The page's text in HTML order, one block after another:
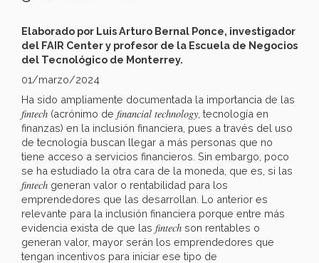
Elaborado por Luis Arturo Bernal Ponce, investigador
del FAIR Center y profesor de la Escuela de Negocios
del Tecnológico de Monterrey.
01/marzo/2024
Ha sido ampliamente documentada la importancia de las
fintech (acrónimo de financial technology , tecnología en
finanzas) en la inclusión financiera, pues a través del uso
de tecnología buscan llegar a más personas que no
tiene acceso a servicios financieros. Sin embargo, poco
se ha estudiado la otra cara de la moneda, que es, si las
fintech generan valor o rentabilidad para los
emprendedores que las desarrollan. Lo anterior es
relevante para la inclusión financiera porque entre más
evidencia exista de que las fintech son rentables o
generan valor, mayor serán los emprendedores que
tengan incentivos para iniciar ese tipo de